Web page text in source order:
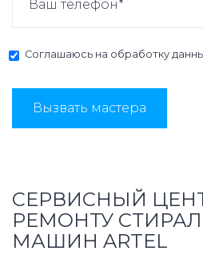
Соглашаюсь на обработку
Вызвать мастера
СЕРВИСНЫЙ
РЕМОНТУ
МАШИН ARTEL